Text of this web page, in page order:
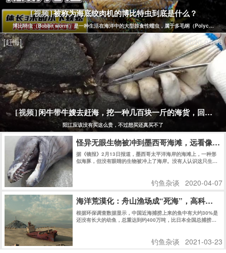
[视频]被称为海底绞肉机的博比特虫到底是什么？
博比特虫（Bobbit worm）是一种生活在海洋中的大型掠食性蠕虫，属于多毛纲（Polychaeta
[赶海] 2020-04-13
[视频] 闲牛带牛嫂去赶海，挖一种几百块一斤的海货，回家煮
阳江应该没有买这么贵，不过想买还真买不了
怪异无眼生物被冲到墨西哥海滩，远看像海
据《镜报》2月13日报道，墨西哥太平洋海岸的海滩上，一种形
似海豚，但没有眼睛的生物被冲上了海岸。没有人认识这只生
钓鱼杂谈 2020-04-07
海洋荒漠化：舟山渔场成“死海”，高科技让
根据环保调查数据显示，中国近海捕捞上来的鱼中有大约30%是
还没有长大的幼鱼，总重达到约400万吨，比日本全国总捕捞量
钓鱼杂谈 2021-03-23